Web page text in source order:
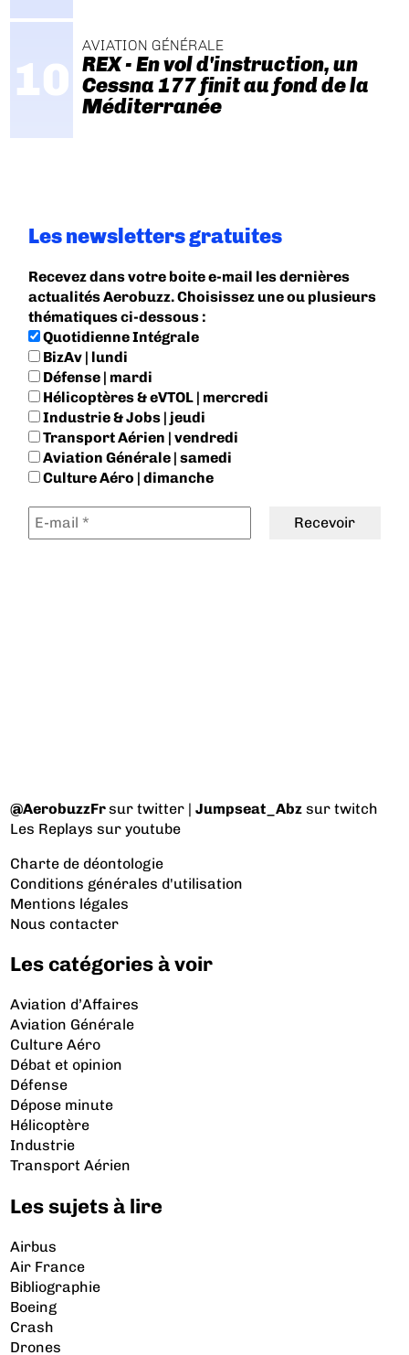
AVIATION GÉNÉRALE
REX - En vol d'instruction, un
Cessna 177 finit au fond de la
Méditerranée
Les newsletters gratuites
Recevez dans votre boite e-mail les dernières
actualités Aerobuzz. Choisissez une ou plusieurs
thématiques ci-dessous :
Quotidienne Intégrale
BizAv | lundi
Défense | mardi
Hélicoptères & eVTOL | mercredi
Industrie & Jobs | jeudi
Transport Aérien | vendredi
Aviation Générale | samedi
Culture Aéro | dimanche
@AerobuzzFrsur twitter |Jumpseat_Abz sur twitch
Les Replays sur youtube
Charte de déontologie
Conditions générales d'utilisation
Mentions légales
Nous contacter
Les catégories à voir
Aviation d’Affaires
Aviation Générale
Culture Aéro
Débat et opinion
Défense
Dépose minute
Hélicoptère
Industrie
Transport Aérien
Les sujets à lire
Airbus
Air France
Bibliographie
Boeing
Crash
Drones